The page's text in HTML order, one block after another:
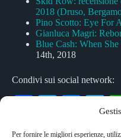
Per fornire le migliori esperienze,
2018 (Druso,
Pino Scotto: Eye For
Gianluca Magri:
Blue Cash: When
14th, 2018
Condivi sui social network: